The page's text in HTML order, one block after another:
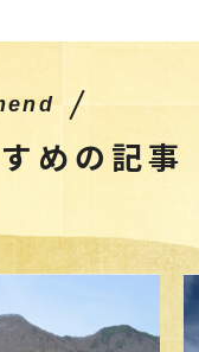
めの記事